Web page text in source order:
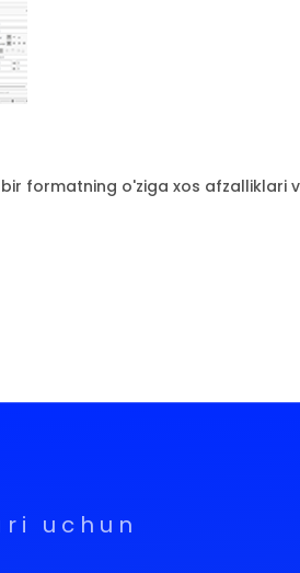
formatning o'ziga xos afzalliklari
uchun